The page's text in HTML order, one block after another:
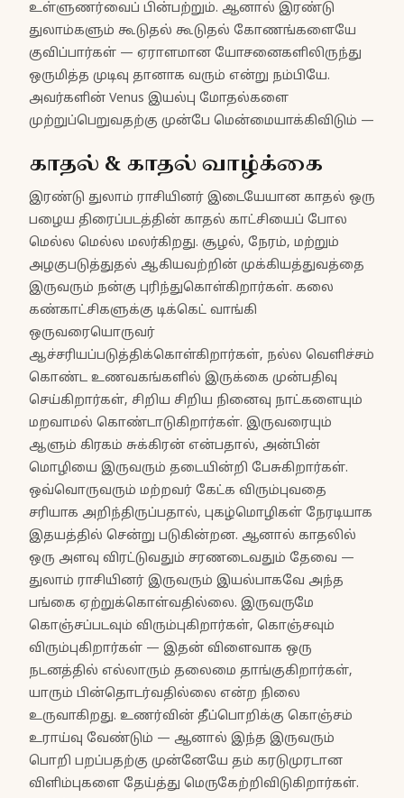
உள்ளுணர்வைப் பின்பற்றும். ஆனால் இரண்டு
துலாம்களும் கூடுதல் கூடுதல் கோணங்களையே
குவிப்பார்கள் — ஏராளமான யோசனைகளிலிருந்து
ஒருமித்த முடிவு தானாக வரும் என்று நம்பியே.
அவர்களின் Venus இயல்பு மோதல்களை
முற்றுப்பெறுவதற்கு முன்பே மென்மையாக்கிவிடும் —
காதல் & காதல் வாழ்க்கை
இரண்டு துலாம் ராசியினர் இடையேயான காதல் ஒரு
பழைய திரைப்படத்தின் காதல் காட்சியைப் போல
மெல்ல மெல்ல மலர்கிறது. சூழல், நேரம், மற்றும்
அழகுபடுத்துதல் ஆகியவற்றின் முக்கியத்துவத்தை
இருவரும் நன்கு புரிந்துகொள்கிறார்கள். கலை
கண்காட்சிகளுக்கு டிக்கெட் வாங்கி
ஒருவரையொருவர்
ஆச்சரியப்படுத்திக்கொள்கிறார்கள், நல்ல வெளிச்சம்
கொண்ட உணவகங்களில் இருக்கை முன்பதிவு
செய்கிறார்கள், சிறிய சிறிய நினைவு நாட்களையும்
மறவாமல் கொண்டாடுகிறார்கள். இருவரையும்
ஆளும் கிரகம் சுக்கிரன் என்பதால், அன்பின்
மொழியை இருவரும் தடையின்றி பேசுகிறார்கள்.
ஒவ்வொருவரும் மற்றவர் கேட்க விரும்புவதை
சரியாக அறிந்திருப்பதால், புகழ்மொழிகள் நேரடியாக
இதயத்தில் சென்று படுகின்றன. ஆனால் காதலில்
ஒரு அளவு விரட்டுவதும் சரணடைவதும் தேவை —
துலாம் ராசியினர் இருவரும் இயல்பாகவே அந்த
பங்கை ஏற்றுக்கொள்வதில்லை. இருவருமே
கொஞ்சப்படவும் விரும்புகிறார்கள், கொஞ்சவும்
விரும்புகிறார்கள் — இதன் விளைவாக ஒரு
நடனத்தில் எல்லாரும் தலைமை தாங்குகிறார்கள்,
யாரும் பின்தொடர்வதில்லை என்ற நிலை
உருவாகிறது. உணர்வின் தீப்பொறிக்கு கொஞ்சம்
உராய்வு வேண்டும் — ஆனால் இந்த இருவரும்
பொறி பறப்பதற்கு முன்னேயே தம் கரடுமுரடான
விளிம்புகளை தேய்த்து மெருகேற்றிவிடுகிறார்கள்.